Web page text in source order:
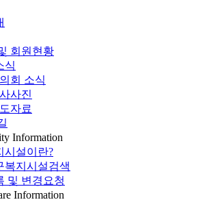
회원현황
식
회 소식
사진
자료
Information
시설이란?
복지시설검색
및 변경요청
Information